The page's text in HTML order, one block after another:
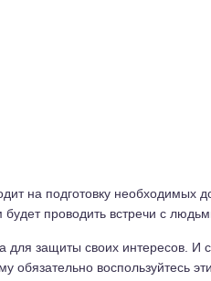
на подготовку необходимых
проводить встречи с
защиты своих интересов. И
воспользуйтесь